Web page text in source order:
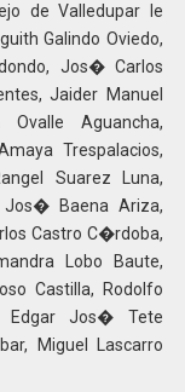
de Valledupar le
Galindo Oviedo,
Jos� Carlos
Jaider Manuel
Aguancha,
Trespalacios,
Suarez Luna,
Jos� Baena Ariza,
Castro C�rdoba,
Lobo Baute,
Castilla, Rodolfo
Edgar Jos� Tete
Miguel Lascarro